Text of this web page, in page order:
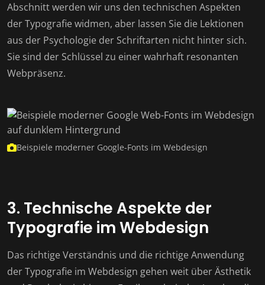
Abschnitt werden wir uns den technischen Aspekten
der Typografie widmen, aber lassen Sie die Lektionen
aus der Psychologie der Schriftarten nicht hinter sich.
Sie sind der Schlüssel zu einer wahrhaft resonanten
Webpräsenz.
Beispiele moderner Google-Fonts im Webdesign
3. Technische Aspekte der
Typografie im Webdesign
Das richtige Verständnis und die richtige Anwendung
der Typografie im Webdesign gehen weit über Ästhetik